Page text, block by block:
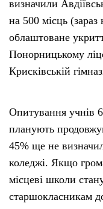
визначили
на 500 місць (зараз
облаштоване
Понорницькому
Крисківській
Опитування учнів
планують
45% ще не
коледжі. Якщо
місцеві школи
старшокласникам